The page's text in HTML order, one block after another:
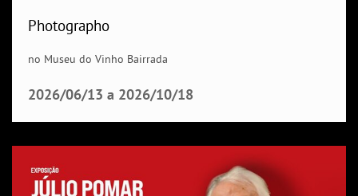
Photographo
no Museu do Vinho Bairrada
2026/06/13 a 2026/10/18